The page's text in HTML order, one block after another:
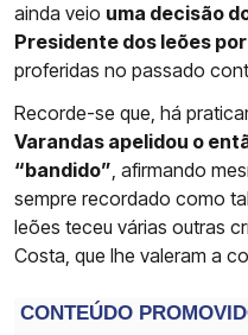
ainda veio uma decisão
Presidente dos leões
proferidas no passado
Recorde-se que, há
Varandas apelidou o
“bandido”, afirmando
sempre recordado como
leões teceu várias outras
Costa, que lhe valeram a